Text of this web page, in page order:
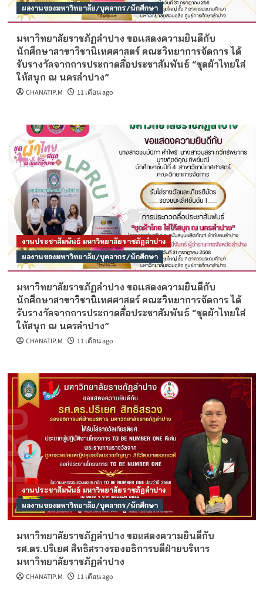
ผลงานของมหาวิทยาลัย/บุคลากร/นักศึกษา
มหาวิทยาลัยราชภัฏลำปาง ขอเเสดงความยินดีกับ
นักศึกษาสาขาวิชานิเทศศาสตร์ คณะวิทยาการจัดการ ได้
รับรางวัลจากการประกวดสื่อประชาสัมพันธ์ “ชุดผ้าไทยใส่
ให้สนุก ณ นครลําปาง”
CHANATIP.M 11 เดือน ago
งานประชาสัมพันธ์ มหาวิทยาลัยราชภัฏลำปาง
ผลงานของมหาวิทยาลัย/บุคลากร/นักศึกษา
มหาวิทยาลัยราชภัฏลำปาง ขอเเสดงความยินดีกับ
นักศึกษาสาขาวิชานิเทศศาสตร์ คณะวิทยาการจัดการ ได้
รับรางวัลจากการประกวดสื่อประชาสัมพันธ์ “ชุดผ้าไทยใส่
ให้สนุก ณ นครลําปาง”
CHANATIP.M 11 เดือน ago
งานประชาสัมพันธ์ มหาวิทยาลัยราชภัฏลำปาง
ผลงานของมหาวิทยาลัย/บุคลากร/นักศึกษา
มหาวิทยาลัยราชภัฏลำปาง ขอแสดงความยินดีกับ
รศ.ดร.ปริเยศ สิทธิสรวงรองอธิการบดีฝ่ายบริหาร
มหาวิทยาลัยราชภัฏลำปาง
CHANATIP.M 11 เดือน ago